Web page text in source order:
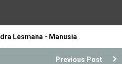
Lesmana - Manusia
Previous Post